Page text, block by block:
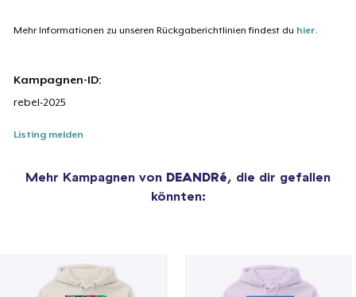
Mehr Informationen zu unseren Rückgaberichtlinien findest du hier
Kampagnen-ID:
rebel-2025
Listing melden
Mehr Kampagnen von DEANDRé, die dir gefallen
könnten: